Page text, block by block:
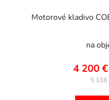
Motorové kladivo
na
4 200
5 166